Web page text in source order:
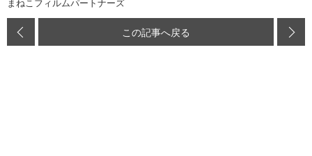
まねこフィルムパートナーズ
この記事へ戻る